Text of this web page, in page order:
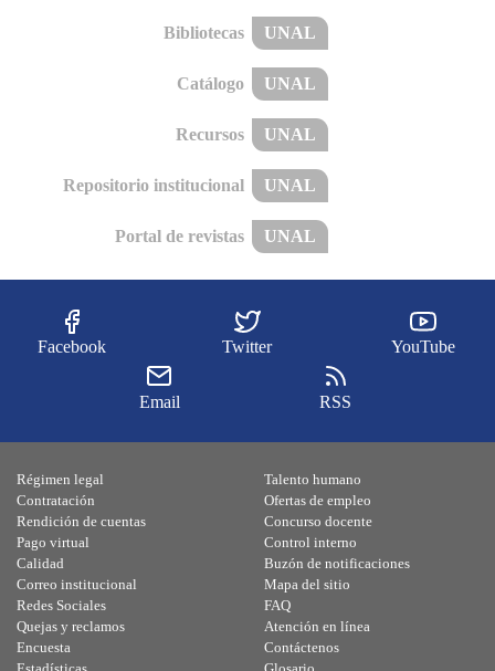
Bibliotecas UNAL
Catálogo UNAL
Recursos UNAL
Repositorio institucional UNAL
Portal de revistas UNAL
Facebook Twitter YouTube
Email RSS
Régimen legal
Contratación
Rendición de cuentas
Pago virtual
Calidad
Talento humano
Ofertas de empleo
Concurso docente
Control interno
Buzón de notificaciones
Correo institucional
Redes Sociales
Quejas y reclamos
Encuesta
Mapa del sitio
FAQ
Atención en línea
Contáctenos